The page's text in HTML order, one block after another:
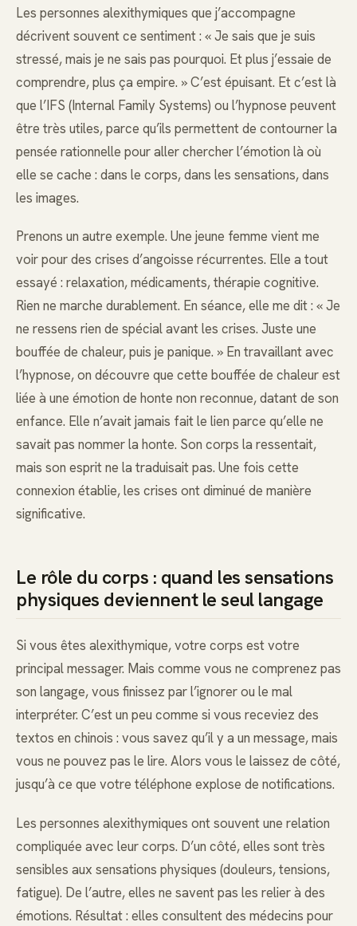
Les personnes alexithymiques que j’accompagne
décrivent souvent ce sentiment : « Je sais que je suis
stressé, mais je ne sais pas pourquoi. Et plus j’essaie de
comprendre, plus ça empire. » C’est épuisant. Et c’est là
que l’IFS (Internal Family Systems) ou l’hypnose peuvent
être très utiles, parce qu’ils permettent de contourner la
pensée rationnelle pour aller chercher l’émotion là où
elle se cache : dans le corps, dans les sensations, dans
les images.
Prenons un autre exemple. Une jeune femme vient me
voir pour des crises d’angoisse récurrentes. Elle a tout
essayé : relaxation, médicaments, thérapie cognitive.
Rien ne marche durablement. En séance, elle me dit : « Je
ne ressens rien de spécial avant les crises. Juste une
bouffée de chaleur, puis je panique. » En travaillant avec
l’hypnose, on découvre que cette bouffée de chaleur est
liée à une émotion de honte non reconnue, datant de son
enfance. Elle n’avait jamais fait le lien parce qu’elle ne
savait pas nommer la honte. Son corps la ressentait,
mais son esprit ne la traduisait pas. Une fois cette
connexion établie, les crises ont diminué de manière
significative.
Le rôle du corps : quand les sensations
physiques deviennent le seul langage
Si vous êtes alexithymique, votre corps est votre
principal messager. Mais comme vous ne comprenez pas
son langage, vous finissez par l’ignorer ou le mal
interpréter. C’est un peu comme si vous receviez des
textos en chinois : vous savez qu’il y a un message, mais
vous ne pouvez pas le lire. Alors vous le laissez de côté,
jusqu’à ce que votre téléphone explose de notifications.
Les personnes alexithymiques ont souvent une relation
compliquée avec leur corps. D’un côté, elles sont très
sensibles aux sensations physiques (douleurs, tensions,
fatigue). De l’autre, elles ne savent pas les relier à des
émotions. Résultat : elles consultent des médecins pour